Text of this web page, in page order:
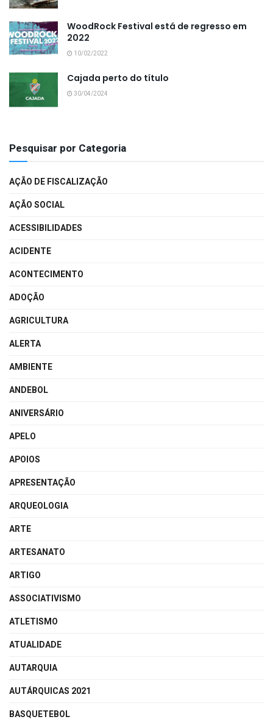
WoodRock Festival está de regresso em
2022
10/02/2022
Cajada perto do título
30/04/2024
Pesquisar por Categoria
AÇÃO DE FISCALIZAÇÃO
AÇÃO SOCIAL
ACESSIBILIDADES
ACIDENTE
ACONTECIMENTO
ADOÇÃO
AGRICULTURA
ALERTA
AMBIENTE
ANDEBOL
ANIVERSÁRIO
APELO
APOIOS
APRESENTAÇÃO
ARQUEOLOGIA
ARTE
ARTESANATO
ARTIGO
ASSOCIATIVISMO
ATLETISMO
ATUALIDADE
AUTARQUIA
AUTÁRQUICAS 2021
BASQUETEBOL